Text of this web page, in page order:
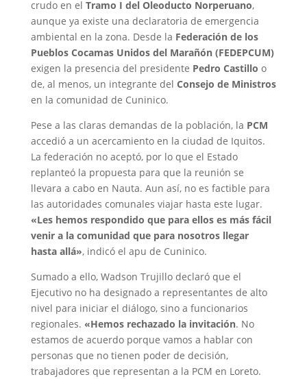
crudo en el Tramo I del Oleoducto Norperuano,
aunque ya existe una declaratoria de emergencia
ambiental en la zona. Desde la Federación de los
Pueblos Cocamas Unidos del Marañón (FEDEPCUM)
exigen la presencia del presidente Pedro Castillo o
de, al menos, un integrante del Consejo de Ministros
en la comunidad de Cuninico.
Pese a las claras demandas de la población, la PCM
accedió a un acercamiento en la ciudad de Iquitos.
La federación no aceptó, por lo que el Estado
replanteó la propuesta para que la reunión se
llevara a cabo en Nauta. Aun así, no es factible para
las autoridades comunales viajar hasta este lugar.
«Les hemos respondido que para ellos es más fácil
venir a la comunidad que para nosotros llegar
hasta allá», indicó el apu de Cuninico.
Sumado a ello, Wadson Trujillo declaró que el
Ejecutivo no ha designado a representantes de alto
nivel para iniciar el diálogo, sino a funcionarios
regionales. «Hemos rechazado la invitación. No
estamos de acuerdo porque vamos a hablar con
personas que no tienen poder de decisión,
trabajadores que representan a la PCM en Loreto.